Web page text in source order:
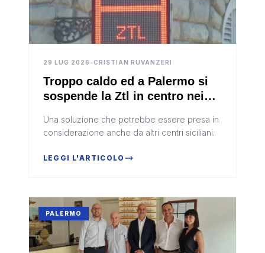
29 LUG 2026 •CRISTIAN RUVANZERI
Troppo caldo ed a Palermo si
sospende la Ztl in centro nei
Una soluzione che potrebbe essere presa in
considerazione anche da altri centri siciliani.
LEGGI L'ARTICOLO
PALERMO